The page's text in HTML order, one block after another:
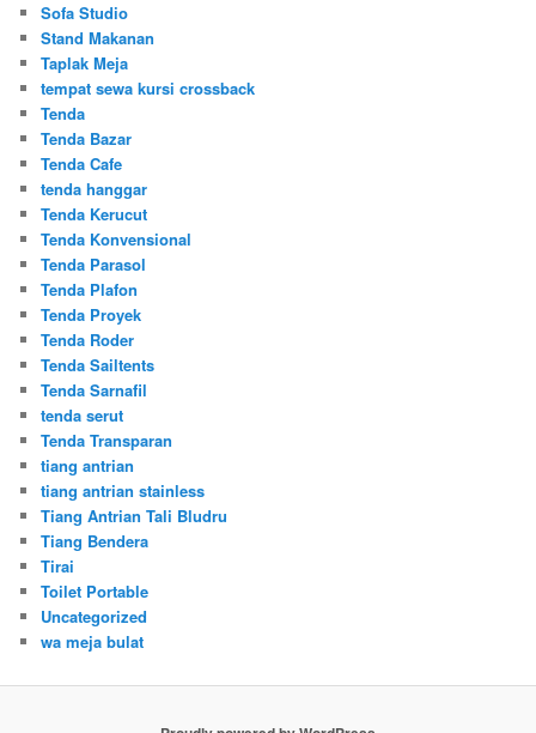
Sofa Studio
Stand Makanan
Taplak Meja
tempat sewa kursi crossback
Tenda
Tenda Bazar
Tenda Cafe
tenda hanggar
Tenda Kerucut
Tenda Konvensional
Tenda Parasol
Tenda Plafon
Tenda Proyek
Tenda Roder
Tenda Sailtents
Tenda Sarnafil
tenda serut
Tenda Transparan
tiang antrian
tiang antrian stainless
Tiang Antrian Tali Bludru
Tiang Bendera
Tirai
Toilet Portable
Uncategorized
wa meja bulat